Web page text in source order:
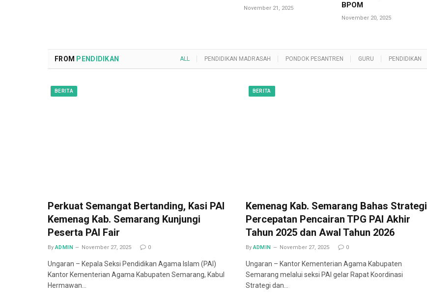
November 21, 2025
BPOM
November 20, 2025
FROM PENDIDIKAN ALL PENDIDIKAN MADRASAH PONDOK PESANTREN GURU PENDIDIKAN
BERITA
Perkuat Semangat Bertanding, Kasi PAI
Kemenag Kab. Semarang Kunjungi
Peserta PAI Fair
By ADMIN November 27, 2025 0
Ungaran – Kepala Seksi Pendidikan Agama Islam (PAI)
Kantor Kementerian Agama Kabupaten Semarang, Kabul
Hermawan…
BERITA
Kemenag Kab. Semarang Bahas Strategi
Percepatan Pencairan TPG PAI Akhir
Tahun 2025 dan Awal Tahun 2026
By ADMIN November 27, 2025 0
Ungaran – Kantor Kementerian Agama Kabupaten
Semarang melalui seksi PAI gelar Rapat Koordinasi
Strategi dan…